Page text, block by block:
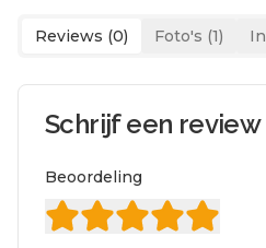
Reviews (0) Foto's (1)
Schrijf een review
Beoordeling